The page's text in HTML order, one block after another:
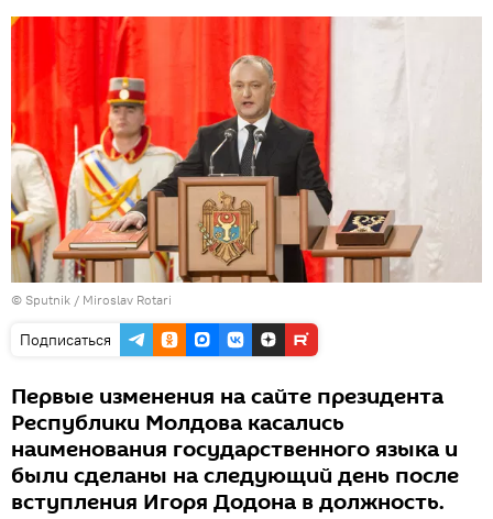
© Sputnik / Miroslav Rotari
Подписаться
Первые изменения на сайте президента
Республики Молдова касались
наименования государственного языка и
были сделаны на следующий день после
вступления Игоря Додона в должность.